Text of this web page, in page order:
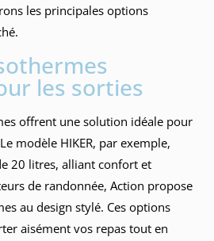
les principales options
les sorties
offrent une solution idéale pour
modèle HIKER, par exemple,
20 litres, alliant confort et
de randonnée, Action propose
au design stylé. Ces options
aisément vos repas tout en